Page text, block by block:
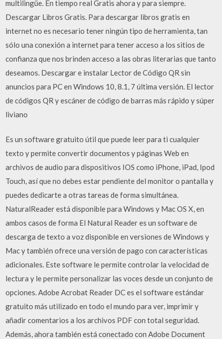
multilingüe. En tiempo real Gratis ahora y para siempre.
Descargar Libros Gratis. Para descargar libros gratis en
internet no es necesario tener ningún tipo de herramienta, tan
sólo una conexión a internet para tener acceso a los sitios de
confianza que nos brinden acceso a las obras literarias que tanto
deseamos. Descargar e instalar Lector de Código QR sin
anuncios para PC en Windows 10, 8.1, 7 última versión. El lector
de códigos QR y escáner de código de barras más rápido y súper
liviano
Es un software gratuito útil que puede leer para ti cualquier
texto y permite convertir documentos y páginas Web en
archivos de audio para dispositivos IOS como iPhone, iPad, Ipod
Touch, así que no debes estar pendiente del monitor o pantalla y
puedes dedicarte a otras tareas de forma simultánea.
NaturalReader está disponible para Windows y Mac OS X, en
ambos casos de forma El Natural Reader es un software de
descarga de texto a voz disponible en versiones de Windows y
Mac y también ofrece una versión de pago con características
adicionales. Este software le permite controlar la velocidad de
lectura y le permite personalizar las voces desde un conjunto de
opciones. Adobe Acrobat Reader DC es el software estándar
gratuito más utilizado en todo el mundo para ver, imprimir y
añadir comentarios a los archivos PDF con total seguridad.
Además, ahora también está conectado con Adobe Document